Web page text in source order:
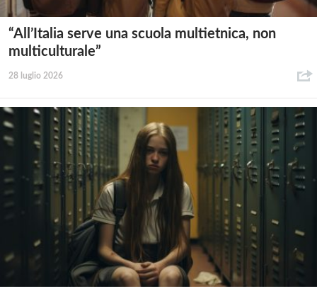
“All’Italia serve una scuola multietnica, non
multiculturale”
28 luglio 2026